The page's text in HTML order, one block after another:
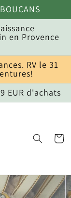
en Provence
RV le 31
EUR d'achats
Panier